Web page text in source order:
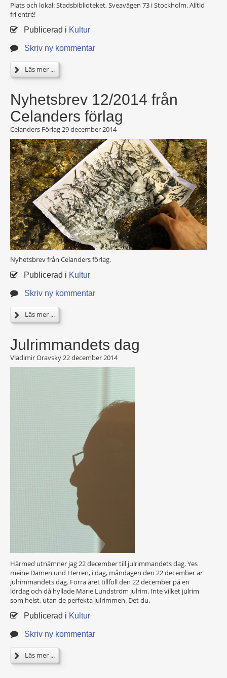
Plats och lokal: Stadsbiblioteket, Sveavägen 73 i Stockholm. Alltid
fri entré!
Publicerad i Kultur
Skriv ny kommentar
Läs mer ...
Nyhetsbrev 12/2014 från
Celanders förlag
Celanders Förlag29 december 2014
Nyhetsbrev från Celanders förlag.
Publicerad i Kultur
Skriv ny kommentar
Läs mer ...
Julrimmandets dag
Vladimir Oravsky22 december 2014
Härmed utnämner jag 22 december till julrimmandets dag. Yes
meine Damen und Herren, i dag, måndagen den 22 december är
julrimmandets dag. Förra året tillföll den 22 december på en
lördag och då hyllade Marie Lundström julrim. Inte vilket julrim
som helst, utan de perfekta julrimmen. Det du.
Publicerad i Kultur
Skriv ny kommentar
Läs mer ...